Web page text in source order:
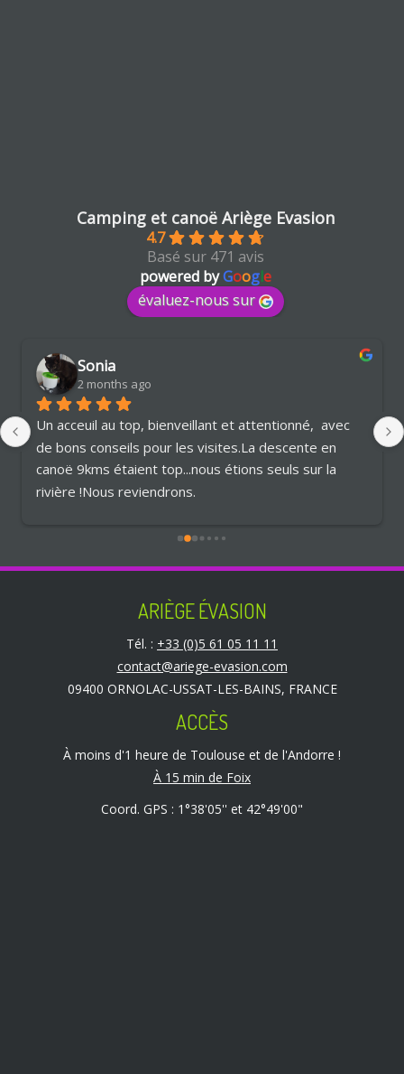
Camping et canoë Ariège Evasion
4.7
Basé sur 471 avis
powered byGoogle
évaluez-nous sur
Sonia
2 months ago
Un acceuil au top, bienveillant et attentionné,  avec
de bons conseils pour les visites.La descente en
canoë 9kms étaient top...nous étions seuls sur la
rivière !Nous reviendrons.
ARIÈGE ÉVASION
Tél. : +33 (0)5 61 05 11 11
contact@ariege-evasion.com
09400 ORNOLAC-USSAT-LES-BAINS, FRANCE
ACCÈS
À moins d'1 heure de Toulouse et de l'Andorre !
À 15 min de Foix
Coord. GPS : 1°38'05'' et 42°49'00"